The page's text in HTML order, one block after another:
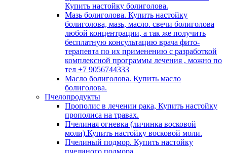
Купить настойку болиголова.
Мазь болиголова. Купить настойку
болиголова, мазь, масло. свечи болиголова
любой концентрации, а так же получить
бесплатную консультацию врача фито-
терапевта по их применению с разработкой
комплексной программы лечения , можно по
тел +7 9056744333
Масло болиголова. Купить масло
болиголова.
Пчелопродукты
Прополис в лечении рака, Купить настойку
прополиса на травах.
Пчелиная огневка (личинка восковой
моли).Купить настойку восковой моли.
Пчелиный подмор. Купить настойку
пчелиного подмора.